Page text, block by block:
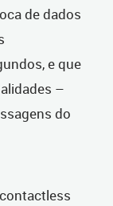
de dados
e que
–
do